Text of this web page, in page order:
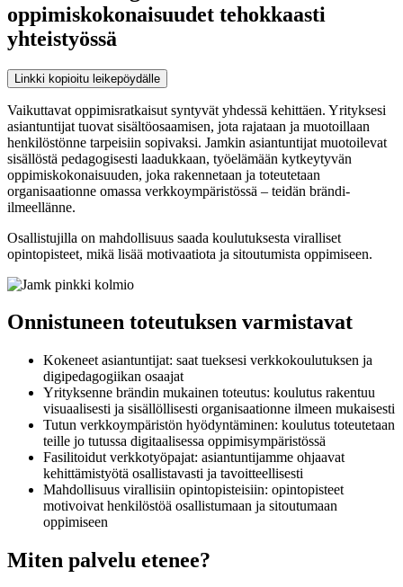
oppimiskokonaisuudet tehokkaasti
yhteistyössä
Linkki kopioitu leikepöydälle
Vaikuttavat oppimisratkaisut syntyvät yhdessä kehittäen. Yrityksesi
asiantuntijat tuovat sisältöosaamisen, jota rajataan ja muotoillaan
henkilöstönne tarpeisiin sopivaksi. Jamkin asiantuntijat muotoilevat
sisällöstä pedagogisesti laadukkaan, työelämään kytkeytyvän
oppimiskokonaisuuden, joka rakennetaan ja toteutetaan
organisaationne omassa verkkoympäristössä – teidän brändi-
ilmeellänne.
Osallistujilla on mahdollisuus saada koulutuksesta viralliset
opintopisteet, mikä lisää motivaatiota ja sitoutumista oppimiseen.
Onnistuneen toteutuksen varmistavat
Kokeneet asiantuntijat: saat tueksesi verkkokoulutuksen ja
digipedagogiikan osaajat
Yrityksenne brändin mukainen toteutus: koulutus rakentuu
visuaalisesti ja sisällöllisesti organisaationne ilmeen mukaisesti
Tutun verkkoympäristön hyödyntäminen: koulutus toteutetaan
teille jo tutussa digitaalisessa oppimisympäristössä
Fasilitoidut verkkotyöpajat: asiantuntijamme ohjaavat
kehittämistyötä osallistavasti ja tavoitteellisesti
Mahdollisuus virallisiin opintopisteisiin: opintopisteet
motivoivat henkilöstöä osallistumaan ja sitoutumaan
oppimiseen
Miten palvelu etenee?